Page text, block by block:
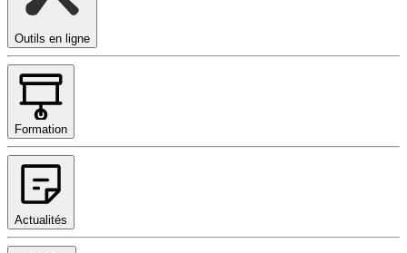
Outils en ligne
Formation
Actualités